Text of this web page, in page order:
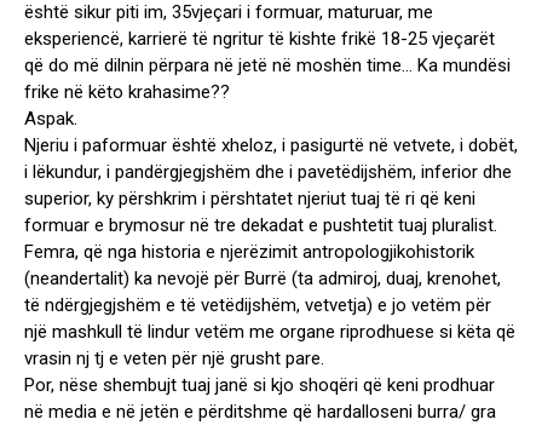
është sikur piti im, 35vjeçari i formuar, maturuar, me
eksperiencë, karrierë të ngritur të kishte frikë 18-25 vjeçarët
që do më dilnin përpara në jetë në moshën time… Ka mundësi
frike në këto krahasime??
Aspak.
Njeriu i paformuar është xheloz, i pasigurtë në vetvete, i dobët,
i lëkundur, i pandërgjegjshëm dhe i pavetëdijshëm, inferior dhe
superior, ky përshkrim i përshtatet njeriut tuaj të ri që keni
formuar e brymosur në tre dekadat e pushtetit tuaj pluralist.
Femra, që nga historia e njerëzimit antropologjikohistorik
(neandertalit) ka nevojë për Burrë (ta admiroj, duaj, krenohet,
të ndërgjegjshëm e të vetëdijshëm, vetvetja) e jo vetëm për
një mashkull të lindur vetëm me organe riprodhuese si këta që
vrasin nj tj e veten për një grusht pare.
Por, nëse shembujt tuaj janë si kjo shoqëri që keni prodhuar
në media e në jetën e përditshme që hardalloseni burra/ gra